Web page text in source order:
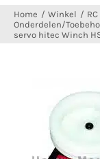
Home Winkel RC
Onderdelen/
servo hitec Winch